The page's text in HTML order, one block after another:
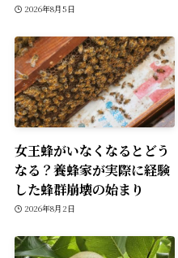
2026年8月5日
女王蜂がいなくなるとどう
なる？養蜂家が実際に経験
した蜂群崩壊の始まり
2026年8月2日